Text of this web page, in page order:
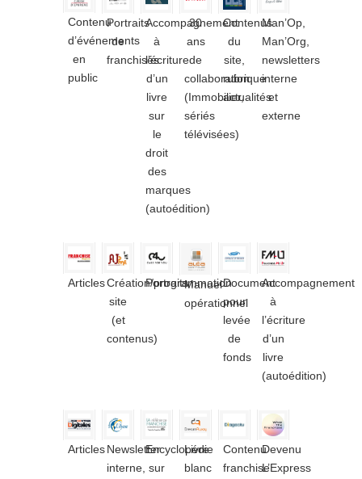
Contenu
d’événements
en
public
Portraits
de
franchisés
Accompagnement
à
l’écriture
d’un
livre
sur
le
droit
des
marques
(autoédition)
30
ans
de
collaboration
(Immobilier,
sériés
télévisées)
Contenus
du
site,
rubrique
actualités
Man’Op,
Man’Org,
newsletters
interne
et
externe
ArticlesCréation/programmation
site
(et
contenus)
PortraitsManuel
opérationnel
Document
pour
levée
de
fonds
Accompagnement
à
l’écriture
d’un
livre
(autoédition)
ArticlesNewsletter
interne,
Encyclopédie
sur
Livre
blanc
Contenu
franchise
Devenu
L’Express